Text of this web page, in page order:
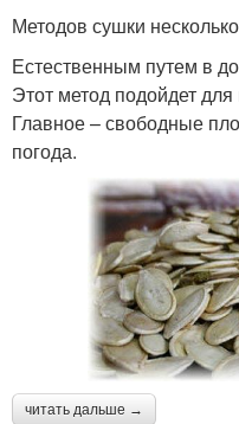
Методов сушки
Естественным путем в
Этот метод подойдет
Главное – свободные
погода.
читать дальше →